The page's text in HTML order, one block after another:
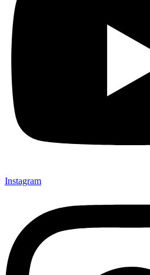
Instagram